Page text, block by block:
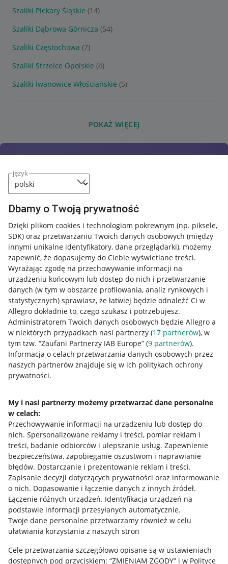
język
Dbamy o Twoją prywatność
Dzięki plikom cookies i technologiom pokrewnym (np. piksele,
SDK) oraz przetwarzaniu Twoich danych osobowych (między
innymi unikalne identyfikatory, dane przeglądarki), możemy
zapewnić, że dopasujemy do Ciebie wyświetlane treści.
Wyrażając zgodę na przechowywanie informacji na
urządzeniu końcowym lub dostęp do nich i przetwarzanie
danych (w tym w obszarze profilowania, analiz rynkowych i
statystycznych) sprawiasz, że łatwiej będzie odnaleźć Ci w
Allegro dokładnie to, czego szukasz i potrzebujesz.
Administratorem Twoich danych osobowych będzie Allegro a
w niektórych przypadkach nasi partnerzy (17 partnerów), w
tym tzw. “Zaufani Partnerzy IAB Europe” (9 partnerów).
Informacja o celach przetwarzania danych osobowych przez
naszych partnerów znajduje się w ich politykach ochrony
prywatności.
My i nasi partnerzy możemy przetwarzać dane personalne
w celach:
Przechowywanie informacji na urządzeniu lub dostęp do
nich. Spersonalizowane reklamy i treści, pomiar reklam i
treści, badanie odbiorców i ulepszanie usług. Zapewnienie
bezpieczeństwa, zapobieganie oszustwom i naprawianie
błędów. Dostarczanie i prezentowanie reklam i treści.
Zapisanie decyzji dotyczących prywatności oraz informowanie
o nich. Dopasowanie i łączenie danych z innych źródeł.
Łączenie różnych urządzeń. Identyfikacja urządzeń na
podstawie informacji przesyłanych automatycznie.
Twoje dane personalne przetwarzamy również w celu
ułatwiania korzystania z naszych stron
Cele przetwarzania szczegółowo opisane są w ustawieniach
dostępnych pod przyciskiem: “ZMIENIAM ZGODY” i w Polityce
Szaliki Piekary Śląskie (14)
Szaliki Dąbrowa Górnicza (54)
Szaliki Częstochowa (7)
Szaliki Strzelce Opolskie (4)
Szaliki Iwanowice Włościańskie (5)
POKAŻ WIĘCEJ
Przydatne informacje
Jak to działa
Allegro Gadane dla sprzedających
Allegro Gadane dla kupujących
Mapa miejscowości
Informacje prawne
Regulamin
Polityka plików "cookies"
Ustawienia plików "cookies"
Udostępnianie lokalizacji